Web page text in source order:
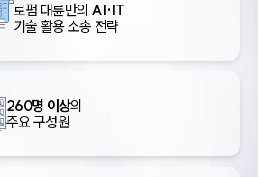
로펌 대륜만의 AI·IT
기술 활용 소송 전략
260명 이상의
주요 구성원